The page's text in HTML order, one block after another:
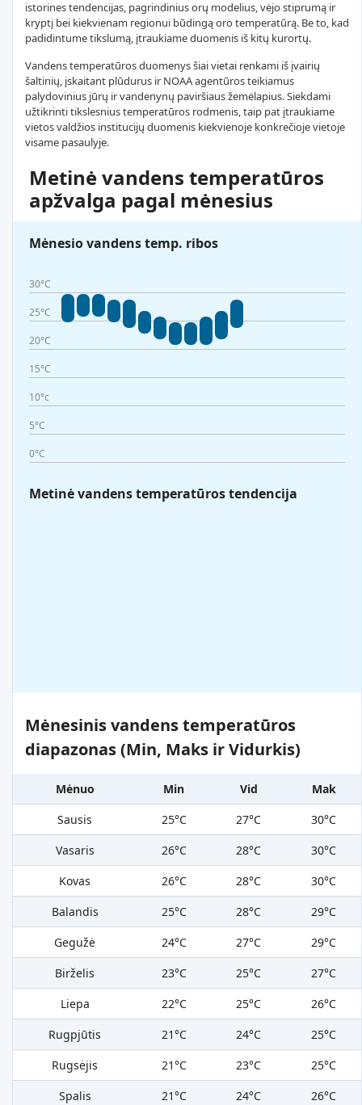
istorines tendencijas, pagrindinius orų modelius, vėjo stiprumą ir
kryptį bei kiekvienam regionui būdingą oro temperatūrą. Be to, kad
padidintume tikslumą, įtraukiame duomenis iš kitų kurortų.
Vandens temperatūros duomenys šiai vietai renkami iš įvairių
šaltinių, įskaitant plūdurus ir NOAA agentūros teikiamus
palydovinius jūrų ir vandenynų paviršiaus žemėlapius. Siekdami
užtikrinti tikslesnius temperatūros rodmenis, taip pat įtraukiame
vietos valdžios institucijų duomenis kiekvienoje konkrečioje vietoje
visame pasaulyje.
Metinė vandens temperatūros
apžvalga pagal mėnesius
Mėnesio vandens temp. ribos
30°C
25°C
20°C
15°C
10°c
5°C
0°C
Metinė vandens temperatūros tendencija
Mėnesinis vandens temperatūros
diapazonas (Min, Maks ir Vidurkis)
Mėnuo Min Vid
Mak
Sausis
25°C 27°C
30°C
Vasaris
26°C 28°C
30°C
Kovas
26°C 28°C
30°C
Balandis
25°C 28°C
29°C
Gegužė
24°C 27°C
29°C
Birželis
23°C 25°C
27°C
Liepa
22°C 25°C
26°C
Rugpjūtis
21°C 24°C
25°C
Rugsėjis
21°C 23°C
25°C
Spalis
21°C 24°C
26°C